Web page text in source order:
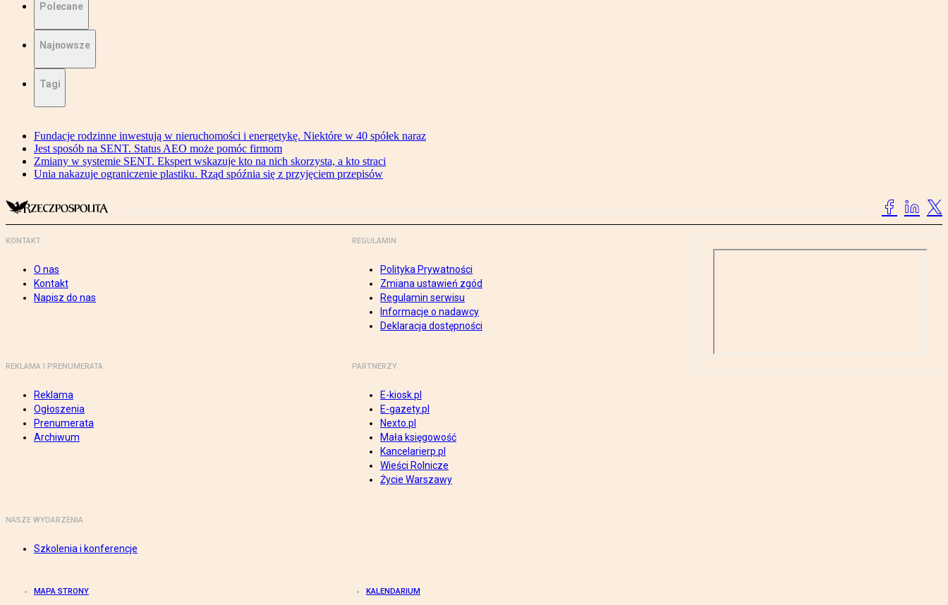
Polecane
Najnowsze
Tagi
Fundacje rodzinne inwestują w nieruchomości i energetykę. Niektóre w 40 spółek naraz
Jest sposób na SENT. Status AEO może pomóc firmom
Zmiany w systemie SENT. Ekspert wskazuje kto na nich skorzysta, a kto straci
Unia nakazuje ograniczenie plastiku. Rząd spóźnia się z przyjęciem przepisów
KONTAKT
O nas
Kontakt
Napisz do nas
REGULAMIN
Polityka Prywatności
Zmiana ustawień zgód
Regulamin serwisu
Informacje o nadawcy
Deklaracja dostępności
REKLAMA I PRENUMERATA
Reklama
Ogłoszenia
Prenumerata
Archiwum
PARTNERZY
E-kiosk.pl
E-gazety.pl
Nexto.pl
Mała księgowość
Kancelarierp.pl
Wieści Rolnicze
Życie Warszawy
NASZE WYDARZENIA
Szkolenia i konferencje
MAPA STRONY KALENDARIUM